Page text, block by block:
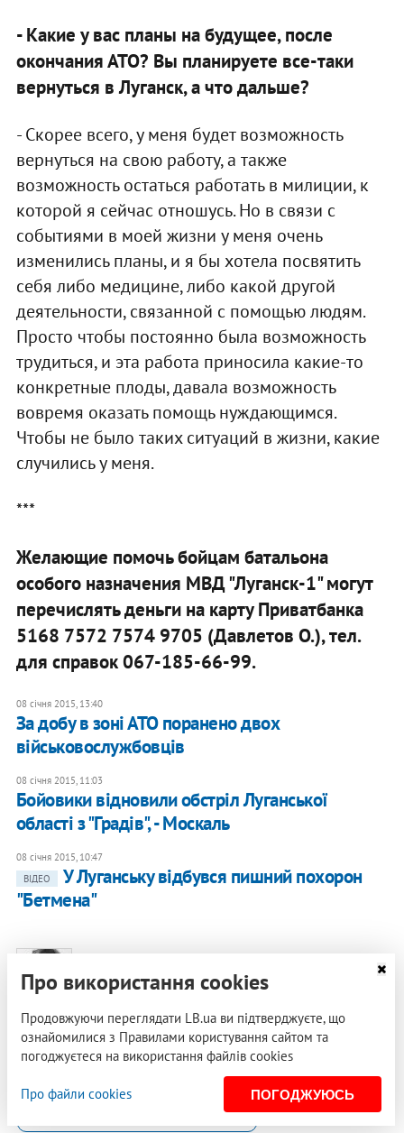
- Какие у вас планы на будущее, после
окончания АТО? Вы планируете все-таки
вернуться в Луганск, а что дальше?
- Скорее всего, у меня будет возможность
вернуться на свою работу, а также
возможность остаться работать в милиции, к
которой я сейчас отношусь. Но в связи с
событиями в моей жизни у меня очень
изменились планы, и я бы хотела посвятить
себя либо медицине, либо какой другой
деятельности, связанной с помощью людям.
Просто чтобы постоянно была возможность
трудиться, и эта работа приносила какие-то
конкретные плоды, давала возможность
вовремя оказать помощь нуждающимся.
Чтобы не было таких ситуаций в жизни, какие
случились у меня.
***
Желающие помочь бойцам батальона
особого назначения МВД "Луганск-1" могут
перечислять деньги на карту Приватбанка
5168 7572 7574 9705 (Давлетов О.), тел.
для справок 067-185-66-99.
08 січня 2015, 13:40
За добу в зоні АТО поранено двох
військовослужбовців
08 січня 2015, 11:03
Бойовики відновили обстріл Луганської
області з "Градів", - Москаль
08 січня 2015, 10:47
ВІДЕО
У Луганську відбувся пишний похорон
"Бетмена"
Неллі Вернер, журналістка
ЛУГАНСЬК ВІЙСЬКОВІ
ЖІНКИ
БОЙОВІ ДІЇ НА СХОДІ УКРАЇНИ
Про використання cookies
Продовжуючи переглядати LB.ua ви підтверджуєте, що
ознайомилися з Правилами користування сайтом та
погоджуєтеся на використання файлів cookies
Про файли cookies ПОГОДЖУЮСЬ